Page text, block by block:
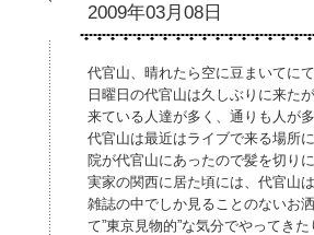
2009年03月08日
代官山、晴れたら空に豆まいてにて
日曜日の代官山は久しぶりに来た
来ている人達が多く、通りも人が
代官山は最近はライブで来る場所
院が代官山にあったので髪を切りに
実家の関西に居た頃には、代官山
雑誌の中でしか見ることのないお
て”東京見物的”な気分でやってきた